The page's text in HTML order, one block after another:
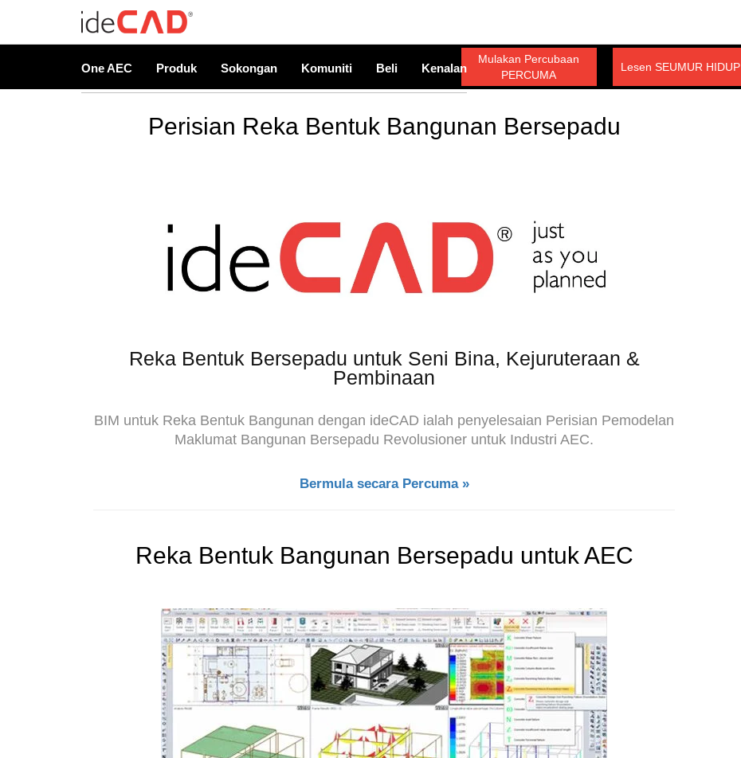
One AEC Produk Sokongan Komuniti Beli Kenalan Lesen SEUMUR HIDUP
Mulakan Percubaan
PERCUMA
Perisian Reka Bentuk Bangunan Bersepadu
Reka Bentuk Bersepadu untuk Seni Bina, Kejuruteraan &
Pembinaan
BIM untuk Reka Bentuk Bangunan dengan ideCAD ialah penyelesaian Perisian Pemodelan
Maklumat Bangunan Bersepadu Revolusioner untuk Industri AEC.
Bermula secara Percuma »
Reka Bentuk Bangunan Bersepadu untuk AEC